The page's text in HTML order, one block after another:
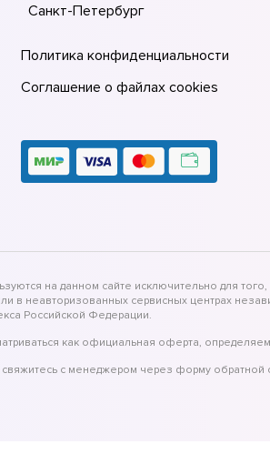
Санкт-Петербург
Политика конфиденциальности
Соглашение о файлах cookies
на данном сайте исключительно для
в неавторизованных сервисных центрах
Российской Федерации.
как официальная оферта,
с менеджером через форму